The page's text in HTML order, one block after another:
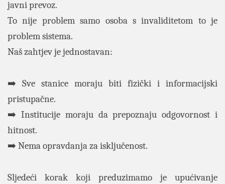
javni prevoz.
To nije problem samo osoba s invaliditetom to je
problem sistema.
Naš zahtjev je jednostavan:
➡️ Sve stanice moraju biti fizički i informacijski
pristupačne.
➡️ Institucije moraju da prepoznaju odgovornost i
hitnost.
➡️ Nema opravdanja za isključenost.
Sljedeći korak koji preduzimamo je upućivanje